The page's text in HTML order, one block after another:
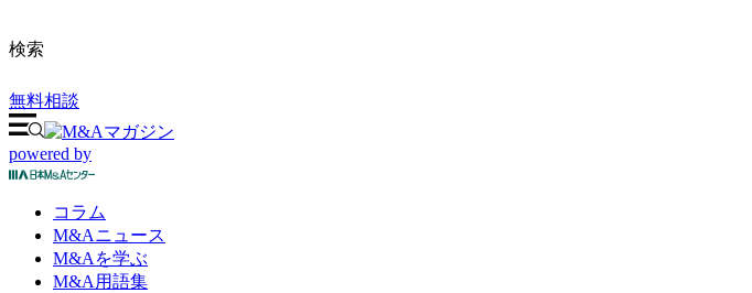
検索
無料相談
powered by
コラム
M&Aニュース
M&Aを学ぶ
M&A 用語集